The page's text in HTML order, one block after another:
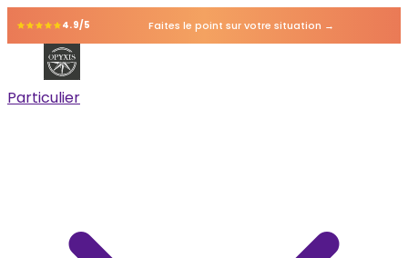
4.9/5 Faites le point sur votre situation →
Particulier